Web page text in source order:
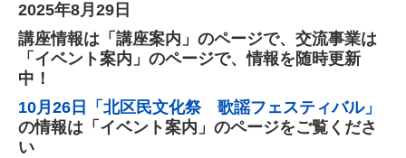
2025年8月29 日
講座情報は「講座案内」のページで、交流事業は
「イベント案内」のページで、情報を随時更新
中！
10月26日「北区民文化祭 歌謡フェスティバル」
の情報は「イベント案内」のページをご覧くださ
い